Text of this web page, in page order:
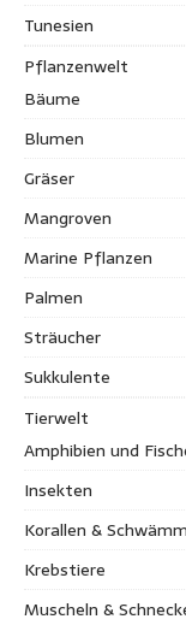
Tunesien
Pflanzenwelt
Bäume
Blumen
Gräser
Mangroven
Marine Pflanzen
Palmen
Sträucher
Sukkulente
Tierwelt
Amphibien und
Insekten
Korallen &
Krebstiere
Muscheln &